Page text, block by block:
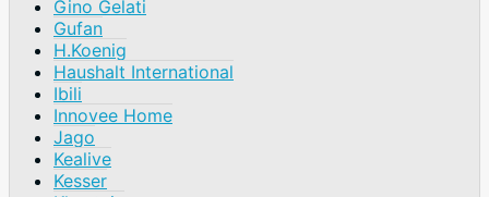
Gino Gelati
Gufan
H.Koenig
Haushalt International
Ibili
Innovee Home
Jago
Kealive
Kesser